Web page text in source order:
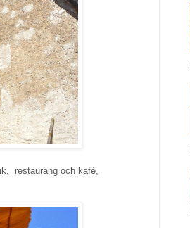
restaurang och kafé,